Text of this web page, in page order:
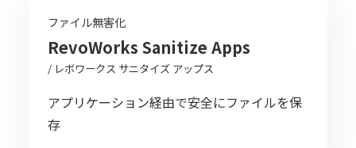
ファイル無害化
RevoWorks Sanitize Apps
/ レボワークス サニタイズ アップス
アプリケーション経由で安全にファイルを保
存